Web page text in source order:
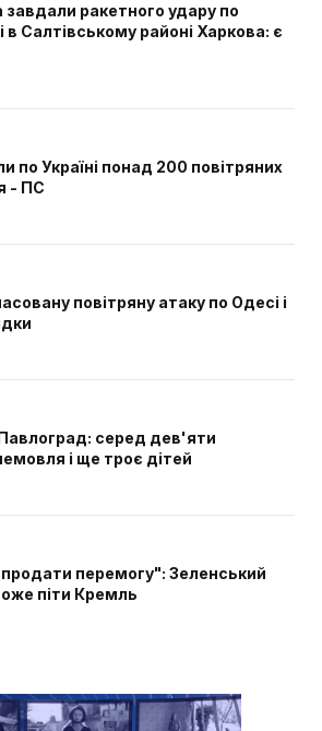
завдали ракетного удару по
в Салтівському районі Харкова: є
по Україні понад 200 повітряних
- ПС
повітряну атаку по Одесі і
серед дев'яти
і ще троє дітей
продати перемогу": Зеленський
піти Кремль